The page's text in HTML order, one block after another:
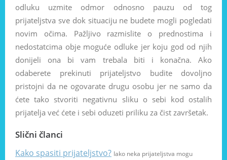
odluku uzmite odmor odnosno pauzu od tog
prijateljstva sve dok situaciju ne budete mogli pogledati
novim očima. Pažljivo razmislite o prednostima i
nedostatcima obje moguće odluke jer koju god od njih
donijeli ona bi vam trebala biti i konačna. Ako
odaberete prekinuti prijateljstvo budite dovoljno
pristojni da ne ogovarate drugu osobu jer ne samo da
ćete tako stvoriti negativnu sliku o sebi kod ostalih
prijatelja već ćete i sebi oduzeti priliku za čist završetak.
Slični članci
Kako spasiti prijateljstvo? Iako neka prijateljstva mogu